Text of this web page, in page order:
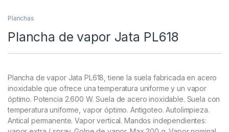
Planchas
Plancha de vapor Jata PL618
Plancha de vapor Jata PL618, tiene la suela fabricada en acero
inoxidable que ofrece una temperatura uniforme y un vapor
óptimo. Potencia 2.600 W. Suela de acero inoxidable. Suela con
temperatura uniforme, vapor óptimo. Antigoteo. Autolimpieza.
Antical permanente. Vapor vertical. Mandos independientes: